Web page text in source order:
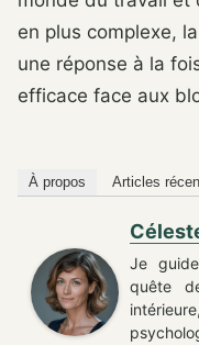
en plus complexe,
une réponse à la
efficace face aux
À propos Articles
Je
quête